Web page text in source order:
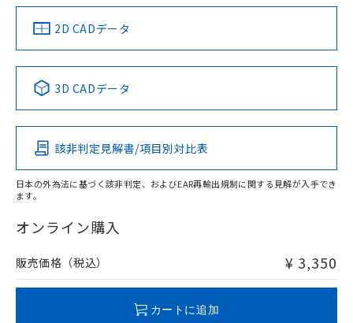
中国 RoHS 注意事項・凡例
Pb Hg Cd Cr(VI)
O
在庫等で未対応品が混在する可能性があります。
問い合わせください。
2D CADデータ
3D CADデータ
該非判定見解書/項目別対比表
日本の外為法に基づく該非判定、およびEAR再輸出規制に関する見解が入手でき
ます。
オンライン購入
販売価格（税込） ¥ 3,350
カートに追加